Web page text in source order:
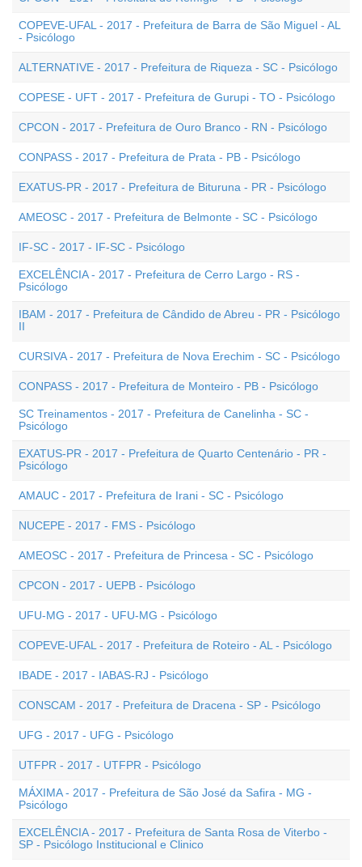
COPEVE-UFAL - 2017 - Prefeitura de Barra de São Miguel - AL
- Psicólogo
ALTERNATIVE - 2017 - Prefeitura de Riqueza - SC - Psicólogo
COPESE - UFT - 2017 - Prefeitura de Gurupi - TO - Psicólogo
CPCON - 2017 - Prefeitura de Ouro Branco - RN - Psicólogo
CONPASS - 2017 - Prefeitura de Prata - PB - Psicólogo
EXATUS-PR - 2017 - Prefeitura de Bituruna - PR - Psicólogo
AMEOSC - 2017 - Prefeitura de Belmonte - SC - Psicólogo
IF-SC - 2017 - IF-SC - Psicólogo
EXCELÊNCIA - 2017 - Prefeitura de Cerro Largo - RS -
Psicólogo
IBAM - 2017 - Prefeitura de Cândido de Abreu - PR - Psicólogo
II
CURSIVA - 2017 - Prefeitura de Nova Erechim - SC - Psicólogo
CONPASS - 2017 - Prefeitura de Monteiro - PB - Psicólogo
SC Treinamentos - 2017 - Prefeitura de Canelinha - SC -
Psicólogo
EXATUS-PR - 2017 - Prefeitura de Quarto Centenário - PR -
Psicólogo
AMAUC - 2017 - Prefeitura de Irani - SC - Psicólogo
NUCEPE - 2017 - FMS - Psicólogo
AMEOSC - 2017 - Prefeitura de Princesa - SC - Psicólogo
CPCON - 2017 - UEPB - Psicólogo
UFU-MG - 2017 - UFU-MG - Psicólogo
COPEVE-UFAL - 2017 - Prefeitura de Roteiro - AL - Psicólogo
IBADE - 2017 - IABAS-RJ - Psicólogo
CONSCAM - 2017 - Prefeitura de Dracena - SP - Psicólogo
UFG - 2017 - UFG - Psicólogo
UTFPR - 2017 - UTFPR - Psicólogo
MÁXIMA - 2017 - Prefeitura de São José da Safira - MG -
Psicólogo
EXCELÊNCIA - 2017 - Prefeitura de Santa Rosa de Viterbo -
SP - Psicólogo Institucional e Clinico